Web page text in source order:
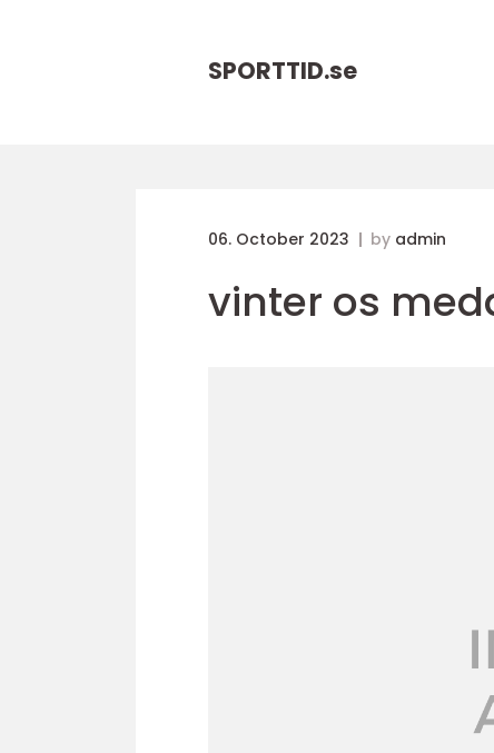
SPORTTID.se
06. October 2023 by admin
vinter os